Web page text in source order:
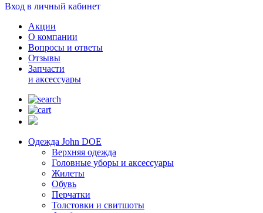
Вход в личный кабинет
Акции
О компании
Вопросы и ответы
Отзывы
Запчасти
и аксессуары
Одежда John DOE
Верхняя одежда
Головные уборы и аксессуары
Жилеты
Обувь
Перчатки
Толстовки и свитшоты